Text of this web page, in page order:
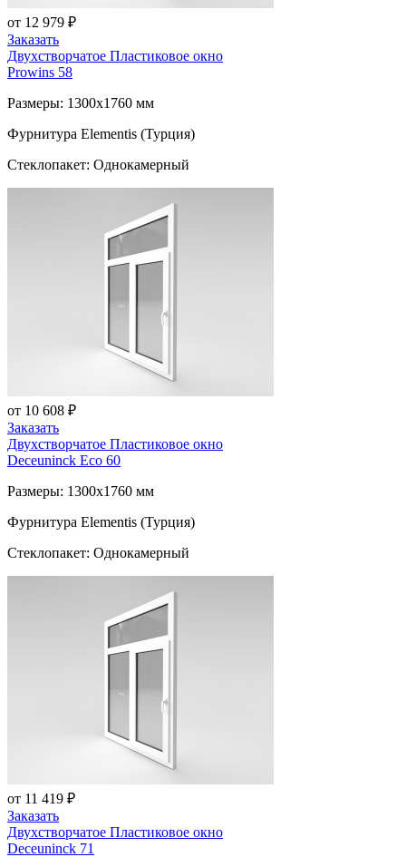
от 12 979 ₽
Заказать
Двухстворчатое Пластиковое окно
Prowins 58
Размеры: 1300x1760 мм
Фурнитура Elementis (Турция)
Стеклопакет: Однокамерный
от 10 608 ₽
Заказать
Двухстворчатое Пластиковое окно
Deceuninck Eco 60
Размеры: 1300x1760 мм
Фурнитура Elementis (Турция)
Стеклопакет: Однокамерный
от 11 419 ₽
Заказать
Двухстворчатое Пластиковое окно
Deceuninck 71